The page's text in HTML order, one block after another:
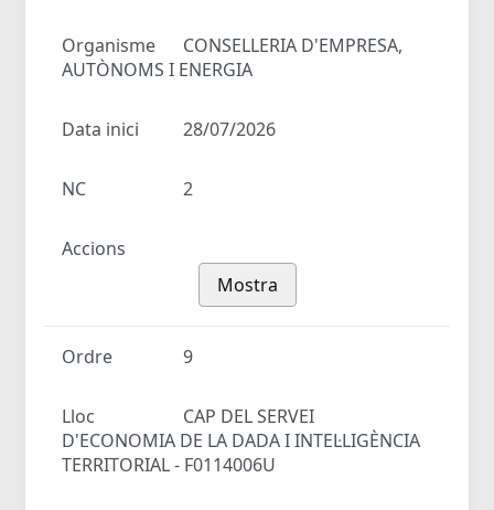
Organisme
CONSELLERIA D'EMPRESA,
AUTÒNOMS I ENERGIA
Data inici 28/07/2026
NC 2
Accions
Mostra
Ordre 9
Lloc
CAP DEL SERVEI
D'ECONOMIA DE LA DADA I INTEL·LIGÈNCIA
TERRITORIAL - F0114006U